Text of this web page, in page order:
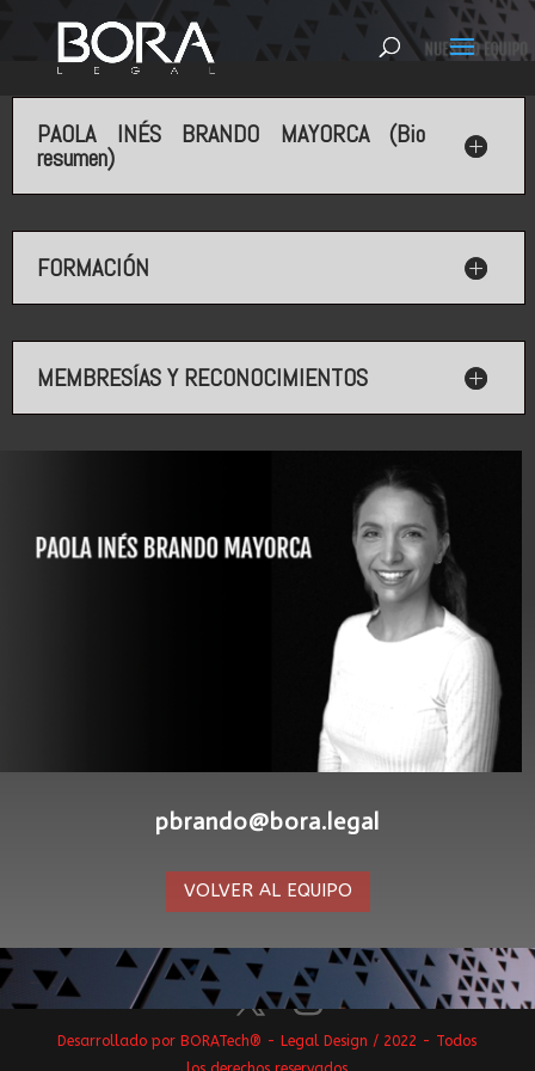
PAOLA INÉS BRANDO MAYORCA (Bio
resumen)
FORMACIÓN
MEMBRESÍAS Y RECONOCIMIENTOS
pbrando@bora.legal
VOLVER AL EQUIPO
Desarrollado por BORATech® - Legal Design / 2022 - Todos